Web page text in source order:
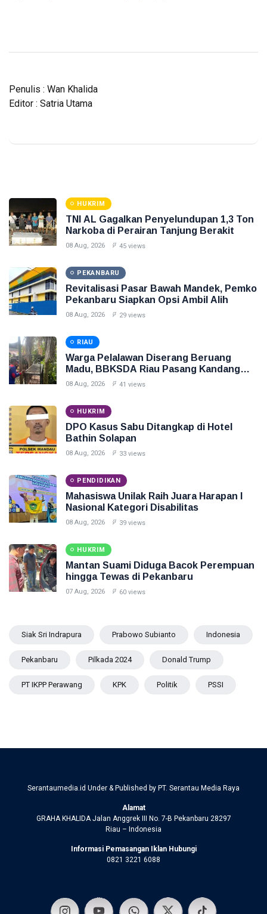
Penulis : Wan Khalida
Editor : Satria Utama
HUKRIM
TNI AL Gagalkan Penyelundupan 1,3 Ton
Narkoba di Perairan Tanjung Berakit
08 Aug, 2026 45 views
PEKANBARU
Revitalisasi Pasar Bawah Mandek, Pemko
Pekanbaru Siapkan Opsi Ambil Alih
08 Aug, 2026 29 views
RIAU
Warga Pelalawan Diserang Beruang
Madu, BBKSDA Riau Pasang Kandang
Jebak
08 Aug, 2026 41 views
HUKRIM
DPO Kasus Sabu Ditangkap di Hotel
Bathin Solapan
08 Aug, 2026 33 views
PENDIDIKAN
Mahasiswa Unilak Raih Juara Harapan I
Nasional Kategori Disabilitas
08 Aug, 2026 39 views
HUKRIM
Mantan Suami Diduga Bacok Perempuan
hingga Tewas di Pekanbaru
07 Aug, 2026 60 views
Siak Sri Indrapura Prabowo Subianto Indonesia
Pekanbaru Pilkada 2024 Donald Trump
PT IKPP Perawang KPK Politik PSSI
Serantaumedia.id Under & Published by PT. Serantau Media Raya
Alamat
GRAHA KHALIDA Jalan Anggrek III No. 7-B Pekanbaru 28297
Riau – Indonesia
Informasi Pemasangan Iklan Hubungi
0821 3221 6088